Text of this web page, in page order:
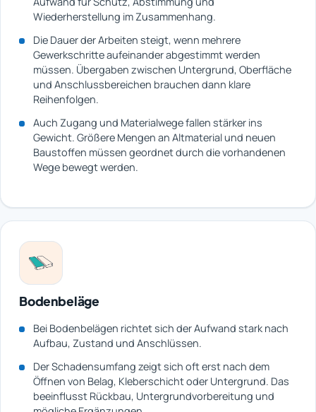
Wiederherstellung im Zusammenhang.
Die Dauer der Arbeiten steigt, wenn mehrere
Gewerkschritte aufeinander abgestimmt werden
müssen. Übergaben zwischen Untergrund, Oberfläche
und Anschlussbereichen brauchen dann klare
Reihenfolgen.
Auch Zugang und Materialwege fallen stärker ins
Gewicht. Größere Mengen an Altmaterial und neuen
Baustoffen müssen geordnet durch die vorhandenen
Wege bewegt werden.
Bodenbeläge
Bei Bodenbelägen richtet sich der Aufwand stark nach
Aufbau, Zustand und Anschlüssen.
Der Schadensumfang zeigt sich oft erst nach dem
Öffnen von Belag, Kleberschicht oder Untergrund. Das
beeinflusst Rückbau, Untergrundvorbereitung und